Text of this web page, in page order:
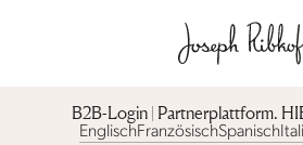
B2B-Login | Partnerplattform︎.
EnglischFranzösischSpanisch